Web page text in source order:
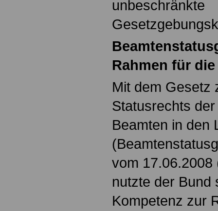
unbeschränkte
Rahmen für
Mit dem Gesetz
Statusrechts
Beamten in den
vom 17.06.2008
nutzte der Bund
Kompetenz zur